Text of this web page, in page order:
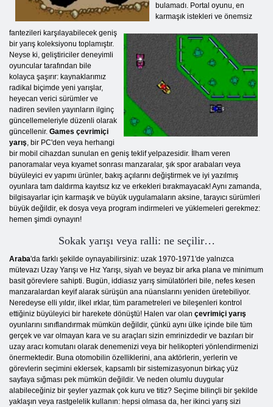
bulamadı. Portal oyunu, en
karmaşık istekleri ve önemsiz
fantezileri karşılayabilecek geniş
bir yarış koleksiyonu toplamıştır.
Neyse ki, geliştiriciler deneyimli
oyuncular tarafından bile
kolayca şaşırır: kaynaklarımız
radikal biçimde yeni yarışlar,
heyecan verici sürümler ve
nadiren sevilen yayınların ilginç
güncellemeleriyle düzenli olarak
güncellenir. Games çevrimiçi
yarış, bir PC'den veya herhangi
bir mobil cihazdan sunulan en geniş teklif yelpazesidir. İlham veren
panoramalar veya kıyamet sonrası manzaralar, şık spor arabaları veya
büyüleyici ev yapımı ürünler, bakış açılarını değiştirmek ve iyi yazılmış
oyunlara tam daldırma kayıtsız kız ve erkekleri bırakmayacak! Aynı zamanda,
bilgisayarlar için karmaşık ve büyük uygulamaların aksine, tarayıcı sürümleri
büyük değildir, ek dosya veya program indirmeleri ve yüklemeleri gerekmez:
hemen şimdi oynayın!
Sokak yarışı veya ralli: ne seçilir…
Araba'da farklı şekilde oynayabilirsiniz: uzak 1970-1971'de yalnızca
mütevazı Uzay Yarışı ve Hız Yarışı, siyah ve beyaz bir arka plana ve minimum
basit görevlere sahipti. Bugün, iddiasız yarış simülatörleri bile, nefes kesen
manzaralardan keyif alarak sürüşün ana nüanslarını yeniden üretebiliyor.
Neredeyse elli yıldır, ilkel ırklar, tüm parametreleri ve bileşenleri kontrol
ettiğiniz büyüleyici bir harekete dönüştü! Halen var olan çevrimiçi yarış
oyunlarını sınıflandırmak mümkün değildir, çünkü aynı ülke içinde bile tüm
gerçek ve var olmayan kara ve su araçları sizin emrinizdedir ve bazıları bir
uzay aracı komutanı olarak denemenizi veya bir helikopteri yönlendirmenizi
önermektedir. Buna otomobilin özelliklerini, ana aktörlerin, yerlerin ve
görevlerin seçimini eklersek, kapsamlı bir sistemizasyonun birkaç yüz
sayfaya sığması pek mümkün değildir. Ve neden olumlu duygular
alabileceğiniz bir şeyler yazmak çok kuru ve titiz? Seçime bilinçli bir şekilde
yaklaşın veya rastgelelik kullanın: hepsi olmasa da, her ikinci yarış sizi